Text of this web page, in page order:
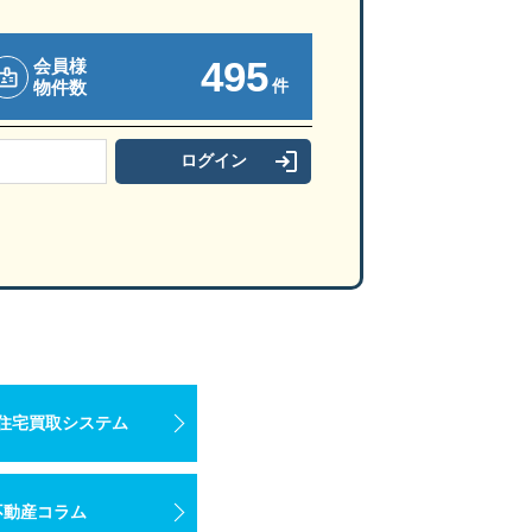
会員様
物件数
495件
宅買取システム
産コラム